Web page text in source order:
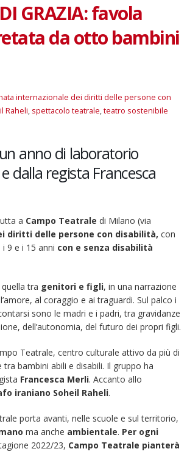
GRAZIA: favola
da otto bambini
internazionale dei diritti delle persone con
Raheli, spettacolo teatrale,teatro sostenibile
anno di laboratorio
dalla regista Francesca
a Campo Teatrale di Milano (via
diritti delle persone con disabilità, con
9 e i 15 anni con e senza disabilità
tra genitori e figli, in una narrazione
al coraggio e ai traguardi. Sul palco i
sono le madri e i padri, tra gravidanze
dell’autonomia, del futuro dei propri figli.
Teatrale, centro culturale attivo da più di
bambini abili e disabili. Il gruppo ha
Francesca Merli. Accanto allo
iraniano Soheil Raheli.
porta avanti, nelle scuole e sul territorio,
ma anche ambientale. Per ogni
2022/23, Campo Teatrale pianterà
13 dicembre 2024 – In